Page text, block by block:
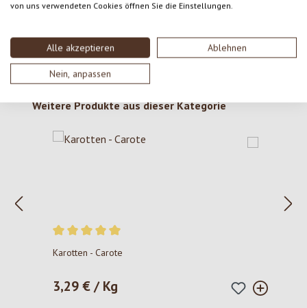
von uns verwendeten Cookies öffnen Sie die Einstellungen.
Alle akzeptieren Ablehnen
Nein, anpassen
Produktgalerie überspringen
Weitere Produkte aus dieser Kategorie
Durchschnittliche Bewertung von 5 von 5 Sternen
Karotten - Carote
Regulärer Preis:
3,29 € / Kg